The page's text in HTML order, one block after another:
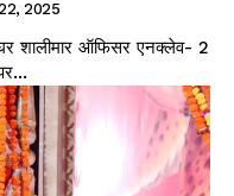
2025
शालीमार ऑफिसर एनक्लेव- 2